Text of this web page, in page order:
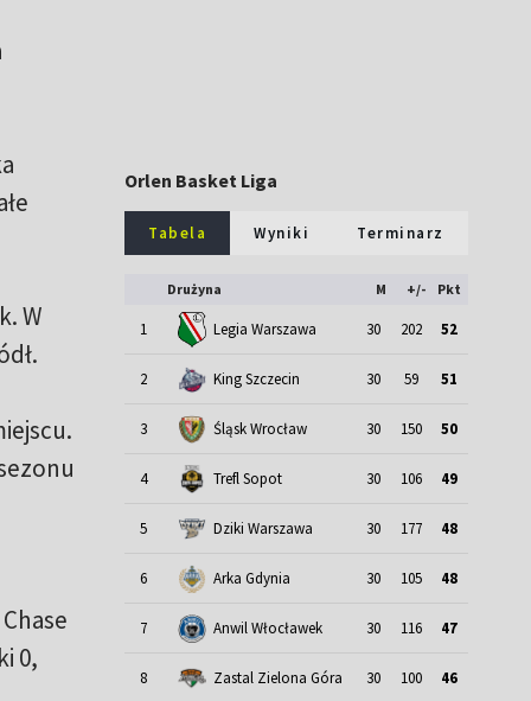
W
0,
Orlen Basket Liga
Tabela Wyniki Terminarz
Drużyna M +/- Pkt
1 Legia Warszawa 30 202 52
2 King Szczecin 30 59 51
3 Śląsk Wrocław 30 150 50
4 Trefl Sopot 30 106 49
5 Dziki Warszawa 30 177 48
6 Arka Gdynia 30 105 48
7 Anwil Włocławek 30 116 47
8 Zastal Zielona Góra 30 100 46